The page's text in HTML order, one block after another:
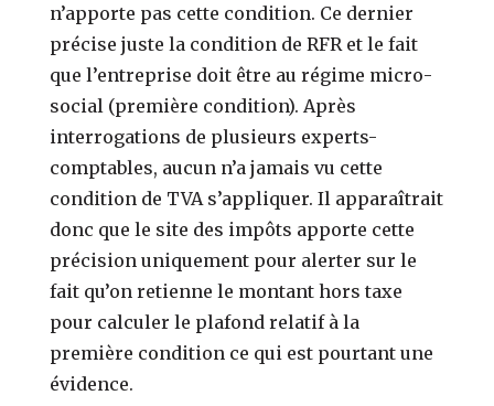
n’apporte pas cette condition. Ce dernier
précise juste la condition de RFR et le fait
que l’entreprise doit être au régime micro-
social (première condition). Après
interrogations de plusieurs experts-
comptables, aucun n’a jamais vu cette
condition de TVA s’appliquer. Il apparaîtrait
donc que le site des impôts apporte cette
précision uniquement pour alerter sur le
fait qu’on retienne le montant hors taxe
pour calculer le plafond relatif à la
première condition ce qui est pourtant une
évidence.